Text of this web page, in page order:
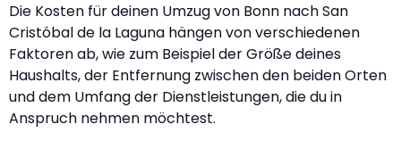
Die Kosten für deinen Umzug von Bonn nach San
Cristóbal de la Laguna hängen von verschiedenen
Faktoren ab, wie zum Beispiel der Größe deines
Haushalts, der Entfernung zwischen den beiden Orten
und dem Umfang der Dienstleistungen, die du in
Anspruch nehmen möchtest.